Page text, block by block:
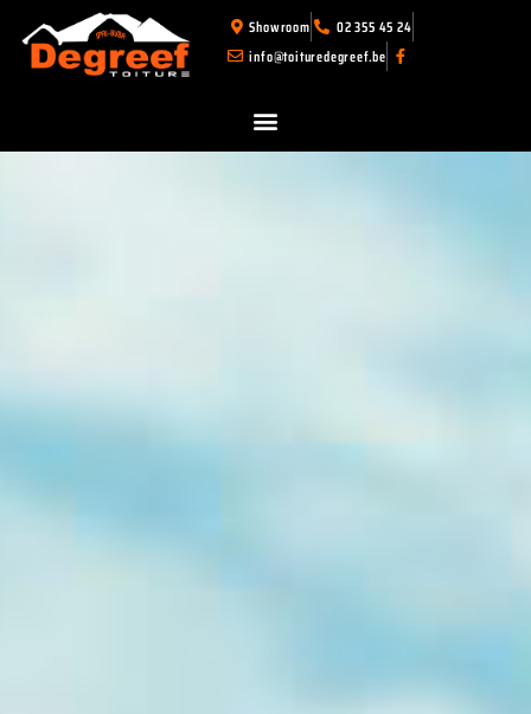
Showroom
02 355 45 24
info@toituredegreef.be